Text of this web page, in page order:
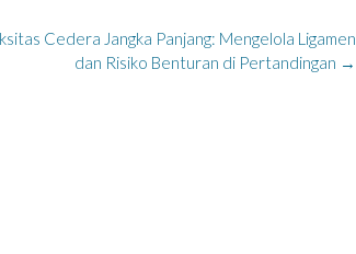
Cedera Jangka Panjang: Mengelola Ligamen
dan Risiko Benturan di Pertandingan →